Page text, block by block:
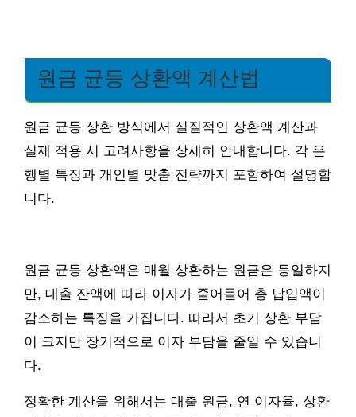
원금 균등 상환액 계산법
원금 균등 상환 방식에서 실질적인 상환액 계산과
실제 적용 시 고려사항을 상세히 안내합니다. 각 은
행별 특징과 개인별 맞춤 전략까지 포함하여 설명합
니다.
원금 균등 상환액은 매월 상환하는 원금은 동일하지
만, 대출 잔액에 따라 이자가 줄어들어 총 납입액이
감소하는 특징을 가집니다. 따라서 초기 상환 부담
이 크지만 장기적으로 이자 부담을 줄일 수 있습니
다.
정확한 계산을 위해서는 대출 원금, 연 이자율, 상환